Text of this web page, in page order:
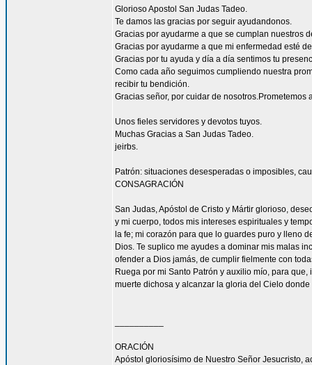
Glorioso Apostol San Judas Tadeo.
Te damos las gracias por seguir ayudandonos.
Gracias por ayudarme a que se cumplan nuestros
Gracias por ayudarme a que mi enfermedad esté
Gracias por tu ayuda y día a día sentimos tu
Como cada año seguimos cumpliendo nuestra
recibir tu bendición.
Gracias señor, por cuidar de
Unos fieles servidores y devotos tuyos.
Muchas Gracias a San Judas Tadeo.
jeirbs.
Patrón: situaciones desesperadas o imposibles,
CONSAGRACIÓN
San Judas, Apóstol de Cristo y Mártir glorioso,
y mi cuerpo, todos mis intereses espirituales y
la fe; mi corazón para que lo guardes puro y lleno
Dios. Te suplico me ayudes a dominar mis malas
ofender a Dios jamás, de cumplir fielmente con
Ruega por mi Santo Patrón y auxilio mío, para
muerte dichosa y alcanzar la gloria del Cielo
ORACIÓN
Apóstol gloriosísimo de Nuestro Señor Jesucristo,